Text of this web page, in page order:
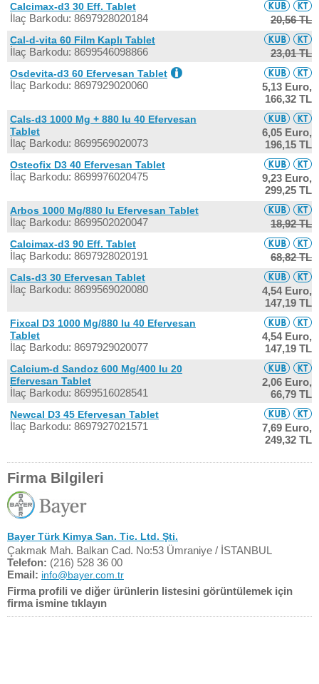
Calcimax-d3 30 Eff. Tablet
İlaç Barkodu: 8697928020184 20,56 TL
Cal-d-vita 60 Film Kaplı Tablet
İlaç Barkodu: 8699546098866 23,01 TL
Osdevita-d3 60 Efervesan Tablet
İlaç Barkodu: 8697929020060
5,13 Euro,
166,32 TL
Cals-d3 1000 Mg + 880 Iu 40 Efervesan
Tablet
İlaç Barkodu: 8699569020073
6,05 Euro,
196,15 TL
Osteofix D3 40 Efervesan Tablet
İlaç Barkodu: 8699976020475
9,23 Euro,
299,25 TL
Arbos 1000 Mg/880 Iu Efervesan Tablet
İlaç Barkodu: 8699502020047 18,92 TL
Calcimax-d3 90 Eff. Tablet
İlaç Barkodu: 8697928020191 68,82 TL
Cals-d3 30 Efervesan Tablet
İlaç Barkodu: 8699569020080
4,54 Euro,
147,19 TL
Fixcal D3 1000 Mg/880 Iu 40 Efervesan
Tablet
İlaç Barkodu: 8697929020077
4,54 Euro,
147,19 TL
Calcium-d Sandoz 600 Mg/400 Iu 20
Efervesan Tablet
İlaç Barkodu: 8699516028541
2,06 Euro,
66,79 TL
Newcal D3 45 Efervesan Tablet
İlaç Barkodu: 8697927021571
7,69 Euro,
249,32 TL
Firma Bilgileri
Bayer Türk Kimya San. Tic. Ltd. Şti.
Çakmak Mah. Balkan Cad. No:53 Ümraniye / İSTANBUL
Telefon: (216) 528 36 00
Email: info@bayer.com.tr
Firma profili ve diğer ürünlerin listesini görüntülemek için
firma ismine tıklayın